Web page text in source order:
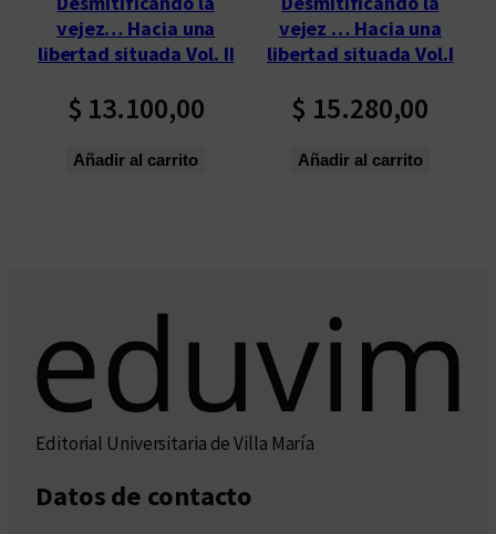
ú
l
o
vejez… Hacia una
libertad situada Vol. II
$ 13.100,00
Añadir al carrito
vejez … Hacia una
libertad situada Vol.I
$ 15.280,00
Añadir al carrito
Editorial Universitaria de Villa María
Datos de contacto